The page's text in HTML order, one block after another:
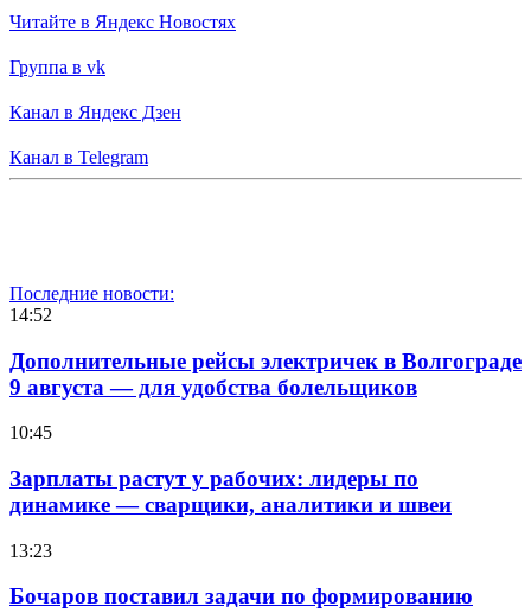
Читайте в Яндекс Новостях
Группа в vk
Канал в Яндекс Дзен
Канал в Telegram
Последние новости:
14:52
Дополнительные рейсы электричек в Волгограде
9 августа — для удобства болельщиков
10:45
Зарплаты растут у рабочих: лидеры по
динамике — сварщики, аналитики и швеи
13:23
Бочаров поставил задачи по формированию